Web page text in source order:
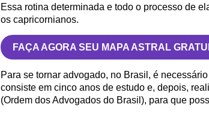
Essa rotina determinada e todo o processo de
os capricornianos.
FAÇA AGORA SEU MAPA ASTRAL
Para se tornar advogado, no Brasil, é
consiste em cinco anos de estudo e, depois,
(Ordem dos Advogados do Brasil), para que